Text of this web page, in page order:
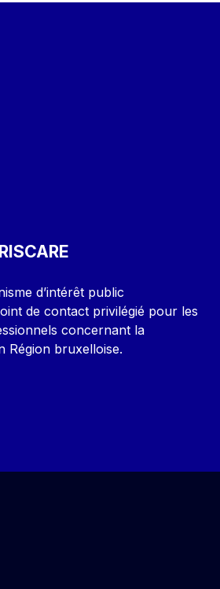
d’intérêt public
de contact privilégié pour les
concernant la
Région bruxelloise.